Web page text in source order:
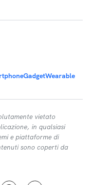
vietato
in qualsiasi
e piattaforme di
sono coperti da